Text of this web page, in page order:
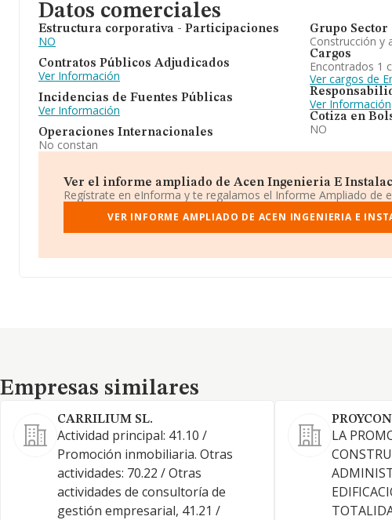
Datos comerciales
Estructura corporativa - Participaciones
NO
Contratos Públicos Adjudicados
Ver Información
Incidencias de Fuentes Públicas
Ver Información
Operaciones Internacionales
No constan
Grupo Sector
Construcción y
Cargos
Encontrados 1
Ver cargos de
Ver Información
Cotiza en
NO
Ver el informe ampliado de Acen Ingenieria E
Regístrate en eInforma y te regalamos el Informe Ampliado de
VER INFORME AMPLIADO DE ACEN INGENIERIA E
Empresas similares
Empresas similares
CARRILIUM SL.
Actividad principal: 41.10 /
Promoción inmobiliaria. Otras
actividades: 70.22 / Otras
actividades de consultoría de
gestión empresarial, 41.21 /
LA